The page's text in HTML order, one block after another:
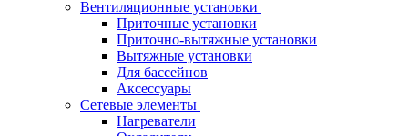
Вентиляционные установки
Приточные установки
Приточно-вытяжные установки
Вытяжные установки
Для бассейнов
Аксессуары
Сетевые элементы
Нагреватели